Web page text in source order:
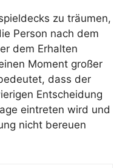
zu träumen,
Person nach dem
dem Erhalten
Moment großer
dass der
Entscheidung
eintreten wird und
nicht bereuen